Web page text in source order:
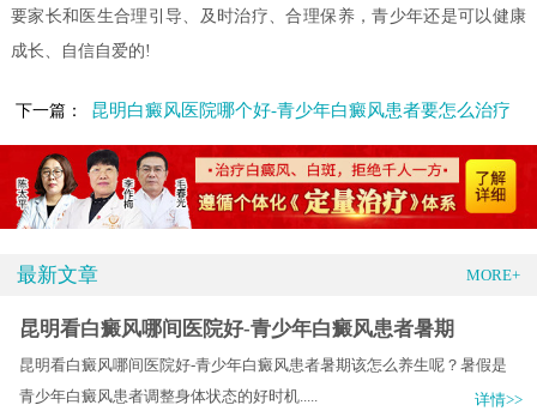
要家长和医生合理引导、及时治疗、合理保养，青少年还是可以健康
成长、自信自爱的!
下一篇： 昆明白癜风医院哪个好-青少年白癜风患者要怎么治疗
最新文章 MORE+
昆明看白癜风哪间医院好-青少年白癜风患者暑期
昆明看白癜风哪间医院好-青少年白癜风患者暑期该怎么养生呢？暑假是
青少年白癜风患者调整身体状态的好时机.....
详情>>